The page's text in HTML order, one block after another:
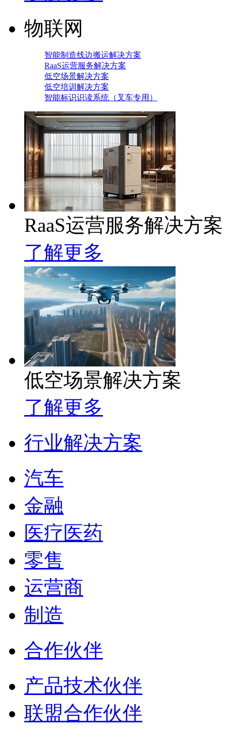
物联网
智能制造线边搬运解决方案
RaaS运营服务解决方案
低空场景解决方案
低空培训解决方案
智能标识识读系统（叉车专用）
RaaS运营服务解决方案
了解更多
低空场景解决方案
了解更多
行业解决方案
汽车
金融
医疗医药
零售
运营商
制造
合作伙伴
产品技术伙伴
联盟合作伙伴